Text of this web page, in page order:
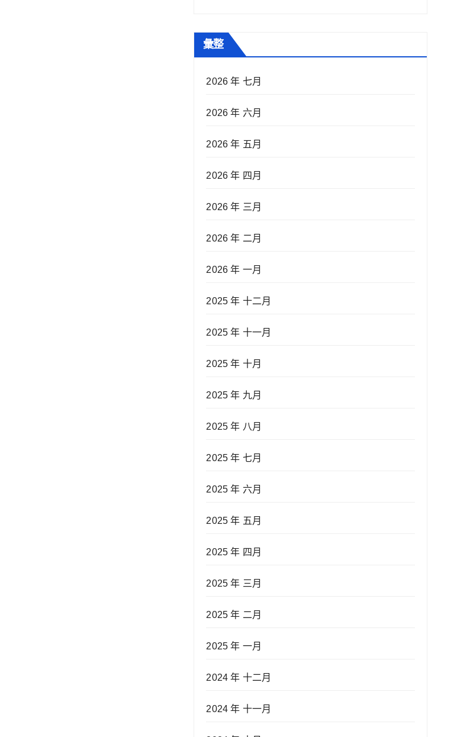
彙整
2026 年 七月
2026 年 六月
2026 年 五月
2026 年 四月
2026 年 三月
2026 年 二月
2026 年 一月
2025 年 十二月
2025 年 十一月
2025 年 十月
2025 年 九月
2025 年 八月
2025 年 七月
2025 年 六月
2025 年 五月
2025 年 四月
2025 年 三月
2025 年 二月
2025 年 一月
2024 年 十二月
2024 年 十一月